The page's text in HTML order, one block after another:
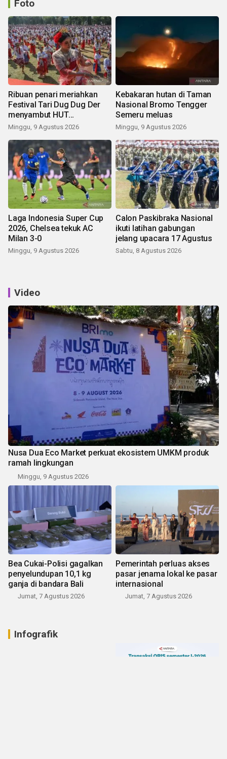
Foto
Ribuan penari meriahkan
Festival Tari Dug Dug Der
menyambut HUT
Kemerdekaan
Minggu, 9 Agustus 2026
Kebakaran hutan di Taman
Nasional Bromo Tengger
Semeru meluas
Minggu, 9 Agustus 2026
Laga Indonesia Super Cup
2026, Chelsea tekuk AC
Milan 3-0
Minggu, 9 Agustus 2026
Calon Paskibraka Nasional
ikuti latihan gabungan
jelang upacara 17 Agustus
Sabtu, 8 Agustus 2026
Video
Nusa Dua Eco Market perkuat ekosistem UMKM produk
ramah lingkungan
Minggu, 9 Agustus 2026
Bea Cukai-Polisi gagalkan
penyelundupan 10,1 kg
ganja di bandara Bali
Jumat, 7 Agustus 2026
Pemerintah perluas akses
pasar jenama lokal ke pasar
internasional
Jumat, 7 Agustus 2026
Infografik